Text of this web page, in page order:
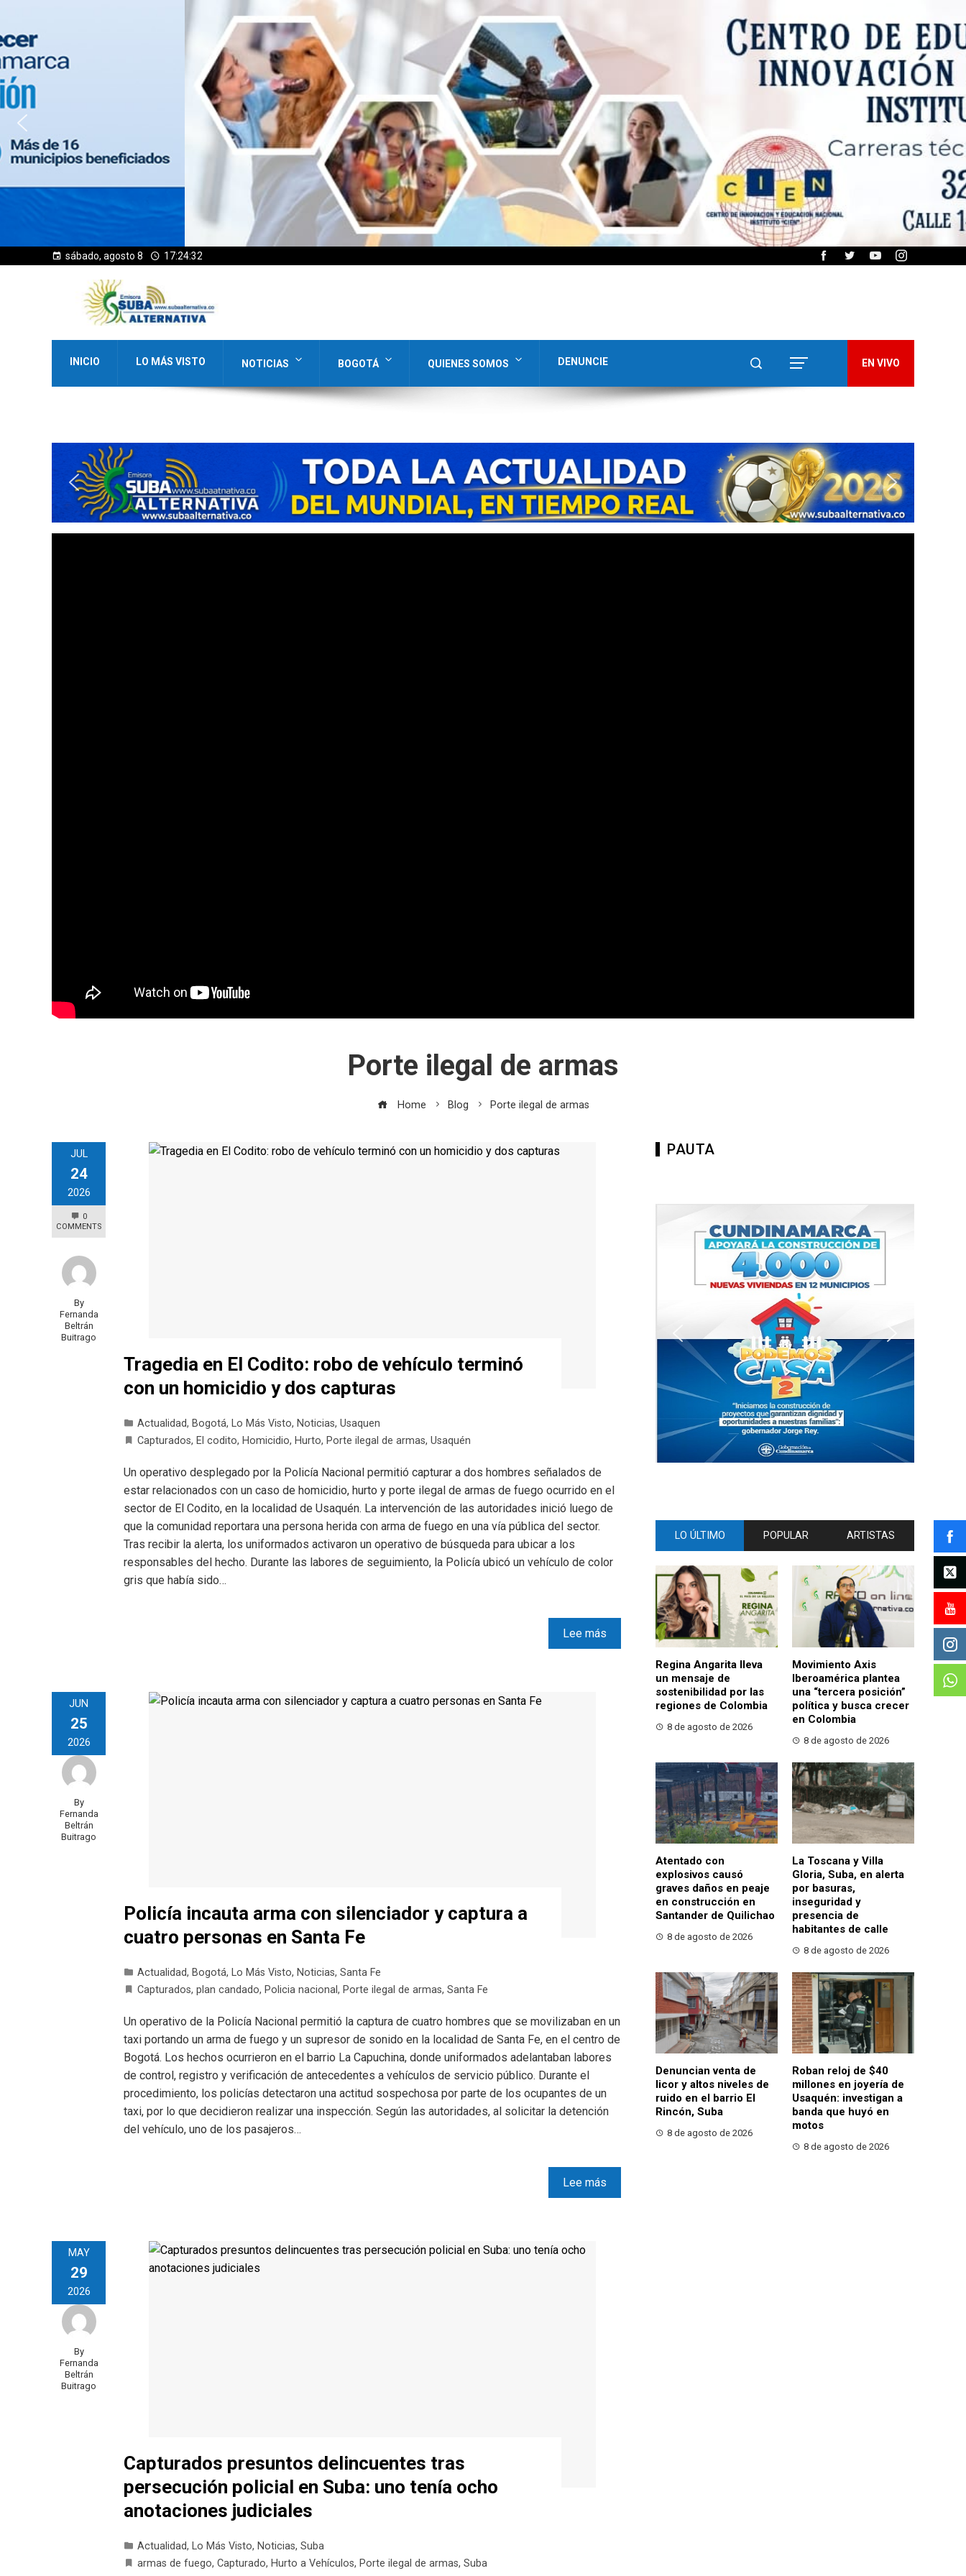
sábado, agosto 8 17:24:33
INICIO LO MÁS VISTO NOTICIAS BOGOTÁ QUIENES SOMOS DENUNCIE EN VIVO
Porte ilegal de armas
Home Blog Porte ilegal de armas
JUL
24
2026
0
COMMENTS
By
Fernanda
Beltrán
Buitrago
Tragedia en El Codito: robo de vehículo terminó
con un homicidio y dos capturas
Actualidad, Bogotá, Lo Más Visto, Noticias, Usaquen
Capturados, El codito, Homicidio, Hurto, Porte ilegal de armas, Usaquén
Un operativo desplegado por la Policía Nacional permitió capturar a dos hombres señalados de
estar relacionados con un caso de homicidio, hurto y porte ilegal de armas de fuego ocurrido en el
sector de El Codito, en la localidad de Usaquén. La intervención de las autoridades inició luego de
que la comunidad reportara una persona herida con arma de fuego en una vía pública del sector.
Tras recibir la alerta, los uniformados activaron un operativo de búsqueda para ubicar a los
responsables del hecho. Durante las labores de seguimiento, la Policía ubicó un vehículo de color
gris que había sido…
Lee más
JUN
25
2026
By
Fernanda
Beltrán
Buitrago
Policía incauta arma con silenciador y captura a
cuatro personas en Santa Fe
Actualidad, Bogotá, Lo Más Visto, Noticias, Santa Fe
Capturados, plan candado, Policia nacional, Porte ilegal de armas, Santa Fe
Un operativo de la Policía Nacional permitió la captura de cuatro hombres que se movilizaban en un
taxi portando un arma de fuego y un supresor de sonido en la localidad de Santa Fe, en el centro de
Bogotá. Los hechos ocurrieron en el barrio La Capuchina, donde uniformados adelantaban labores
de control, registro y verificación de antecedentes a vehículos de servicio público. Durante el
procedimiento, los policías detectaron una actitud sospechosa por parte de los ocupantes de un
taxi, por lo que decidieron realizar una inspección. Según las autoridades, al solicitar la detención
del vehículo, uno de los pasajeros…
Lee más
MAY
29
2026
By
Fernanda
Beltrán
Buitrago
Capturados presuntos delincuentes tras
persecución policial en Suba: uno tenía ocho
anotaciones judiciales
Actualidad, Lo Más Visto, Noticias, Suba
armas de fuego, Capturado, Hurto a Vehículos, Porte ilegal de armas, Suba
PAUTA
LO ÚLTIMO POPULAR ARTISTAS
Regina Angarita lleva
un mensaje de
sostenibilidad por las
regiones de Colombia
8 de agosto de 2026
Movimiento Axis
Iberoamérica plantea
una “tercera posición”
política y busca crecer
en Colombia
8 de agosto de 2026
Atentado con
explosivos causó
graves daños en peaje
en construcción en
Santander de Quilichao
8 de agosto de 2026
La Toscana y Villa
Gloria, Suba, en alerta
por basuras,
inseguridad y
presencia de
habitantes de calle
8 de agosto de 2026
Denuncian venta de
licor y altos niveles de
ruido en el barrio El
Rincón, Suba
8 de agosto de 2026
Roban reloj de $40
millones en joyería de
Usaquén: investigan a
banda que huyó en
motos
8 de agosto de 2026